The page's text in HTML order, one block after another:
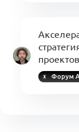
проектов
Форум